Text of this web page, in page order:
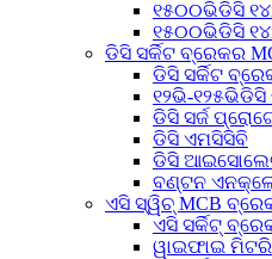
୧୫୦୦ଭିଡିସି
୧୫୦୦ଭିଡିସି
ଡିସି ସର୍କିଟ ବ୍ରେକର
ଡିସି ସର୍କିଟ
୧୨ଭି-୧୨୫ଭିଡିସି
ଡିସି ସର୍ଜ
ଡିସି ଏମସିସିବି
ଡିସି
ବଣ୍ଟନ
ଏସି ସ୍ୱିଚ୍ MCB
ଏସି ସର୍କିଟ୍
ୱାଇଫାଇ